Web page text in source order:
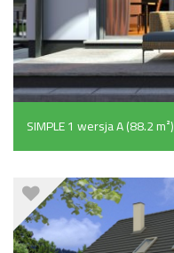
SIMPLE 1 wersja A (88.2 m²)